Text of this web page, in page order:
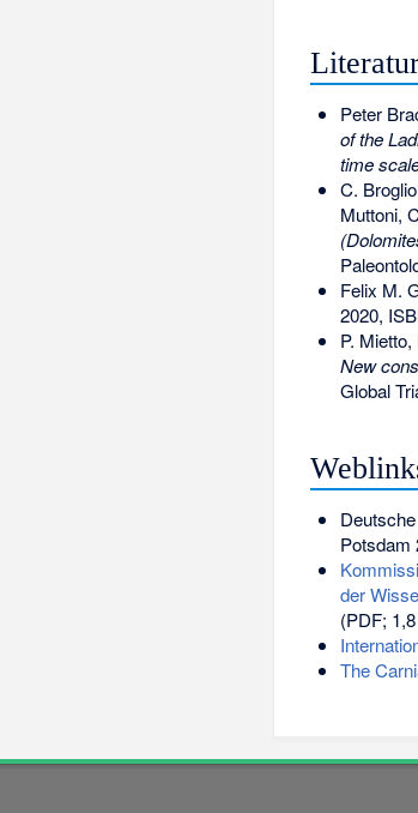
Peter
of the
time
C.
Muttoni,
Felix M.
2020,
P.
New
Global
Potsdam
der
(PDF;
The